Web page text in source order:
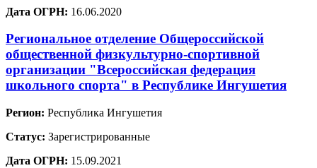
Дата ОГРН: 16.06.2020
Региональное отделение Общероссийской
общественной физкультурно-спортивной
организации "Всероссийская федерация
школьного спорта" в Республике Ингушетия
Регион: Республика Ингушетия
Статус: Зарегистрированные
Дата ОГРН: 15.09.2021